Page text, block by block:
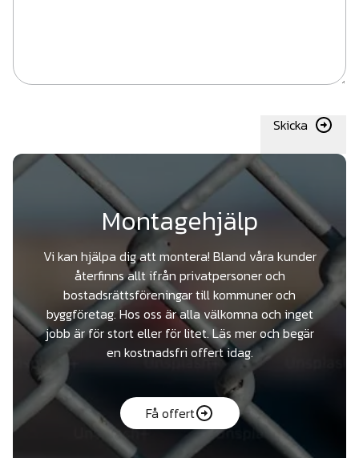
Skicka
Montagehjälp
Vi kan hjälpa dig att montera! Bland våra kunder
återfinns allt ifrån privatpersoner och
bostadsrättsföreningar till kommuner och
byggföretag. Hos oss är alla välkomna och inget
jobb är för stort eller för litet. Läs mer och begär
en kostnadsfri offert idag.
Få offert